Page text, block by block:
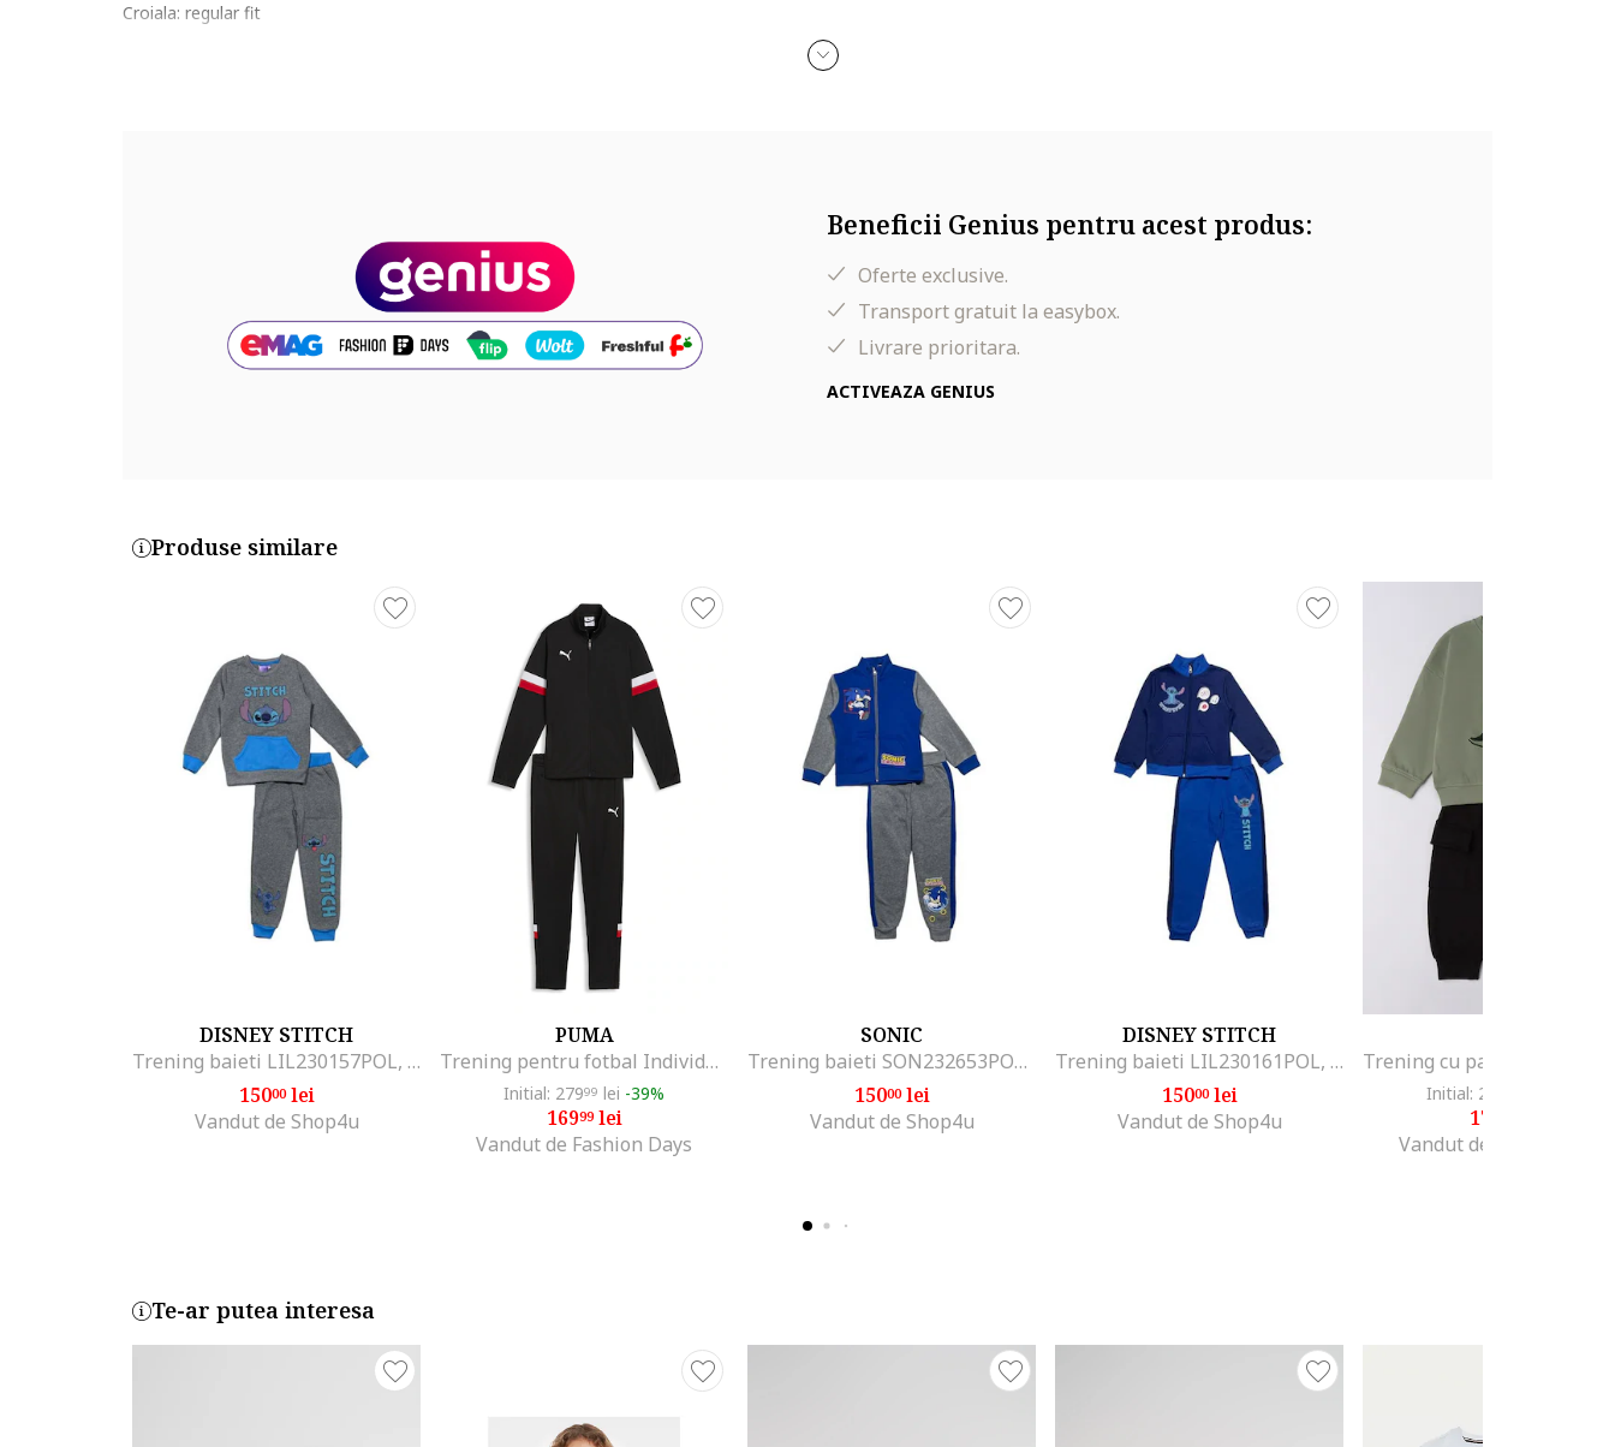
Croiala: regular fit
4447824-10_223173
Beneficii Genius pentru acest produs:
Oferte exclusive.
Transport gratuit la easybox.
Livrare prioritara.
ACTIVEAZA GENIUS
Produse similare
DISNEY STITCH
Trening baieti LIL230157POL, Gri
15000lei
Vandut de Shop4u
PUMA
Trening pentru fotbal Individual Rise, Negru
Initial: 27999 lei -39%
16999lei
Vandut de Fashion Days
SONIC
Trening baieti SON232653POL, Gri/Albastru
15000lei
Vandut de Shop4u
DISNEY STITCH
Trening baieti LIL230161POL, Albastru
15000lei
Vandut de Shop4u
Initial: 283
179
Vandut de Fashion Days
Te-ar putea interesa